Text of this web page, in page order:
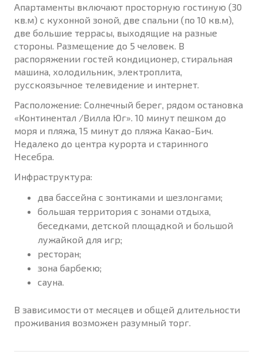
Апартаменты включают просторную гостиную (30
кв.м) с кухонной зоной, две спальни (по 10 кв.м),
две большие террасы, выходящие на разные
стороны. Размещение до 5 человек. В
распоряжении гостей кондиционер, стиральная
машина, холодильник, электроплита,
русскоязычное телевидение и интернет.
Расположение: Солнечный берег, рядом остановка
«Континентал /Вилла Юг». 10 минут пешком до
моря и пляжа, 15 минут до пляжа Какао-Бич.
Недалеко до центра курорта и старинного
Несебра.
Инфраструктура:
два бассейна с зонтиками и шезлонгами;
большая территория с зонами отдыха,
беседками, детской площадкой и большой
лужайкой для игр;
ресторан;
зона барбекю;
сауна.
В зависимости от месяцев и общей длительности
проживания возможен разумный торг.